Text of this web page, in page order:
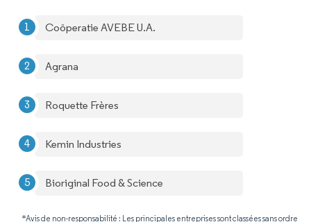
Coöperatie AVEBE U.A.
Agrana
Roquette Frères
Kemin Industries
Bioriginal Food & Science
*Avis de non-responsabilité : Les principales entreprises sont classées sans ordre